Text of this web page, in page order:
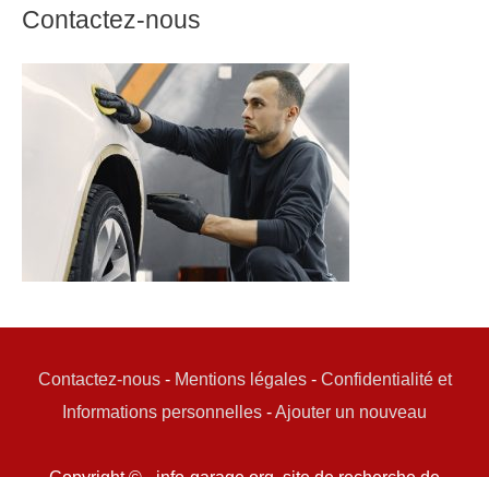
Contactez-nous
Contactez-nous- Mentions légales- Confidentialité et
Informations personnelles -Ajouter un nouveau